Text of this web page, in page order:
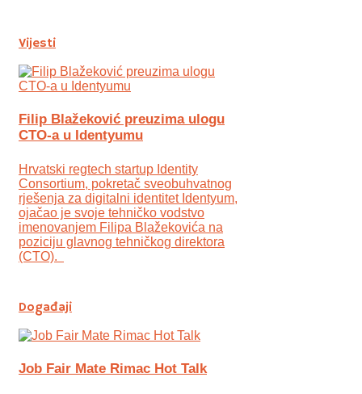
Vijesti
Filip Blažeković preuzima ulogu
CTO-a u Identyumu
Hrvatski regtech startup Identity
Consortium, pokretač sveobuhvatnog
rješenja za digitalni identitet Identyum,
ojаčao je svoje tehničko vodstvo
imenovanjem Filipa Blažekovića na
poziciju glavnog tehničkog direktora
(CTO).
Događaji
Job Fair Mate Rimac Hot Talk